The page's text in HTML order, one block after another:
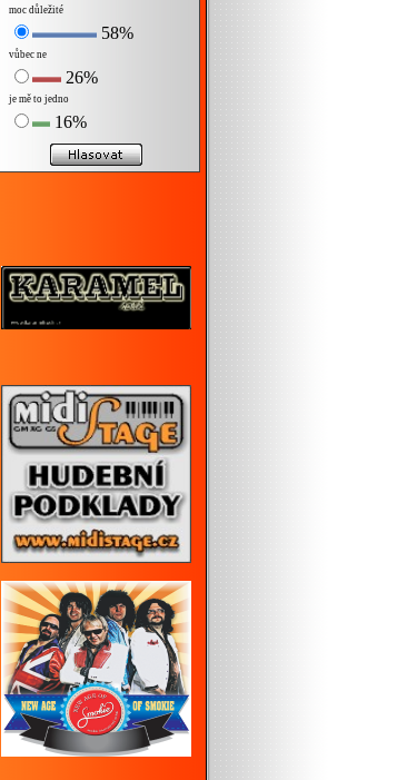
moc důležité
58%
vůbec ne
26%
je mě to jedno
16%